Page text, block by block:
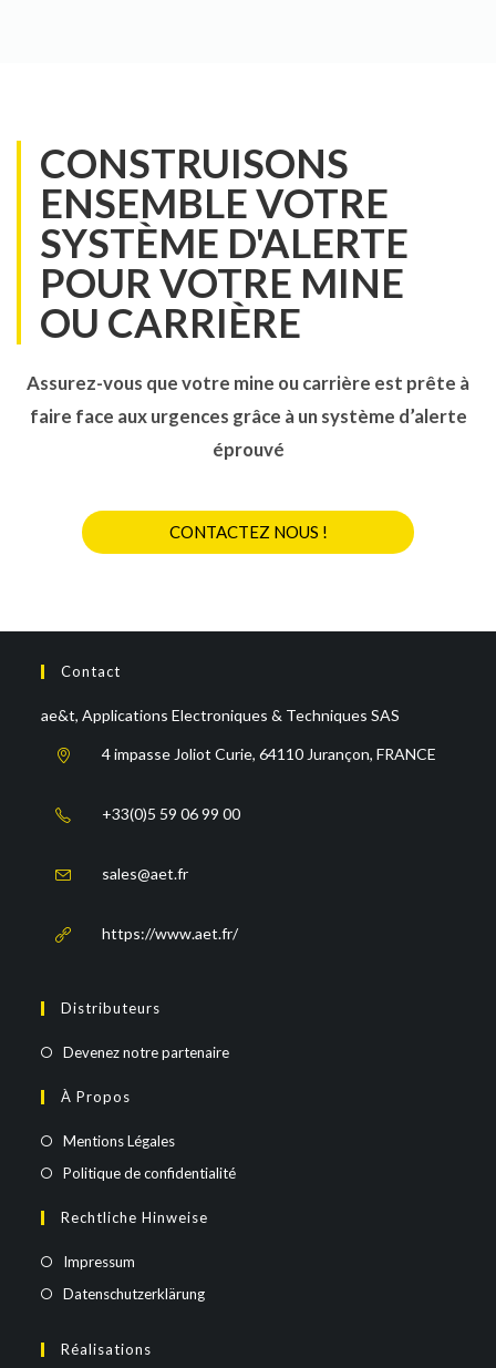
CONSTRUISONS
ENSEMBLE VOTRE
SYSTÈME D'ALERTE
POUR VOTRE MINE
OU CARRIÈRE
Assurez-vous que votre mine ou carrière est prête à
faire face aux urgences grâce à un système d’alerte
éprouvé
CONTACTEZ NOUS !
Contact
ae&t, Applications Electroniques & Techniques SAS
4 impasse Joliot Curie, 64110 Jurançon, FRANCE
+33(0)5 59 06 99 00
sales@aet.fr
https://www.aet.fr/
Distributeurs
Devenez notre partenaire
À Propos
Mentions Légales
Politique de confidentialité
Rechtliche Hinweise
Impressum
Datenschutzerklärung
Réalisations